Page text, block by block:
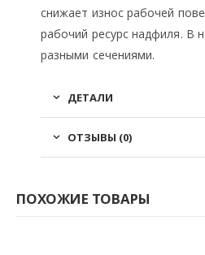
снижает износ рабочей
рабочий ресурс надфиля. В
разными сечениями.
ДЕТАЛИ
ОТЗЫВЫ (0)
ПОХОЖИЕ ТОВАРЫ